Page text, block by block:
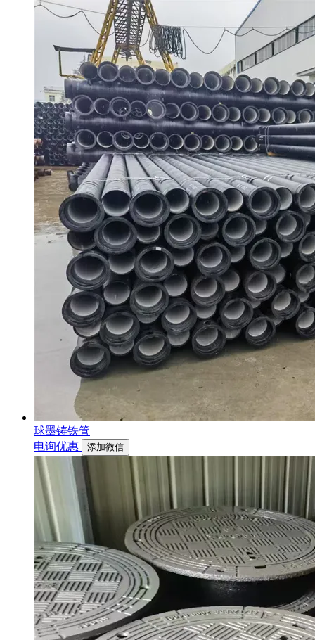
球墨铸铁管
电询优惠
添加微信